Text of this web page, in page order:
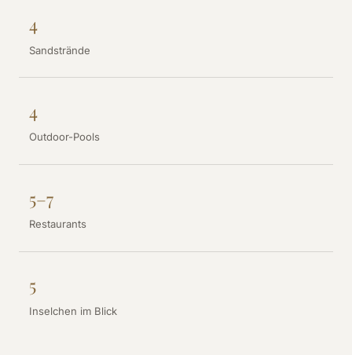
4
Sandstrände
4
Outdoor-Pools
5–7
Restaurants
5
Inselchen im Blick